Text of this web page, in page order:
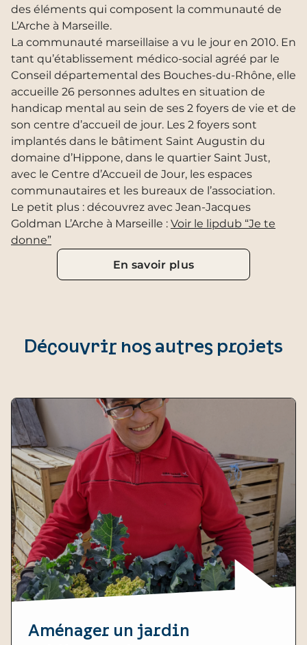
des éléments qui composent la communauté de
L’Arche à Marseille.
La communauté marseillaise a vu le jour en 2010. En
tant qu’établissement médico-social agréé par le
Conseil départemental des Bouches-du-Rhône, elle
accueille 26 personnes adultes en situation de
handicap mental au sein de ses 2 foyers de vie et de
son centre d’accueil de jour. Les 2 foyers sont
implantés dans le bâtiment Saint Augustin du
domaine d’Hippone, dans le quartier Saint Just,
avec le Centre d’Accueil de Jour, les espaces
communautaires et les bureaux de l’association.
Le petit plus : découvrez avec Jean-Jacques
Goldman L’Arche à Marseille : Voir le lipdub “Je te
donne”
En savoir plus
Découvrir nos autres projets
Aménager un jardin